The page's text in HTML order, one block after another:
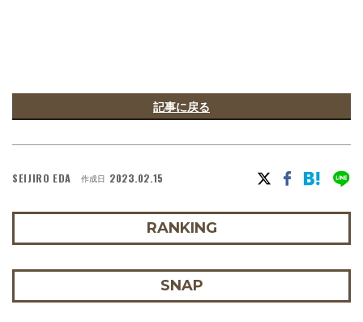
記事に戻る
SEIJIRO EDA 作成日 2023.02.15
RANKING
SNAP